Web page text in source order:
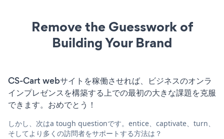
Remove the Guesswork of
Building Your Brand
CS-Cart webサイトを稼働させれば、ビジネスのオンラ
インプレゼンスを構築する上での最初の大きな課題を克服
できます。おめでとう！
しかし、次はa tough questionです。entice、captivate、turn、
そしてより多くの訪問者をサポートする方法は？